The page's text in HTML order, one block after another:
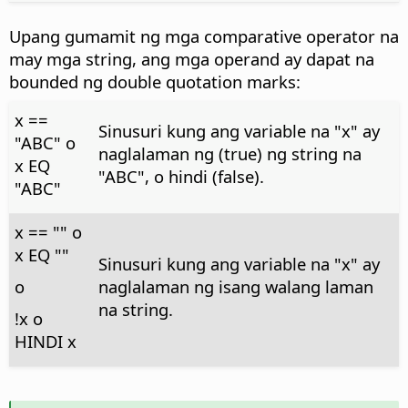
Upang gumamit ng mga comparative operator na
may mga string, ang mga operand ay dapat na
bounded ng double quotation marks:
x ==
"ABC" o
x EQ
"ABC"
Sinusuri kung ang variable na "x" ay
naglalaman ng (true) ng string na
"ABC", o hindi (false).
x == "" o
x EQ ""
o
!x o
HINDI x
Sinusuri kung ang variable na "x" ay
naglalaman ng isang walang laman
na string.